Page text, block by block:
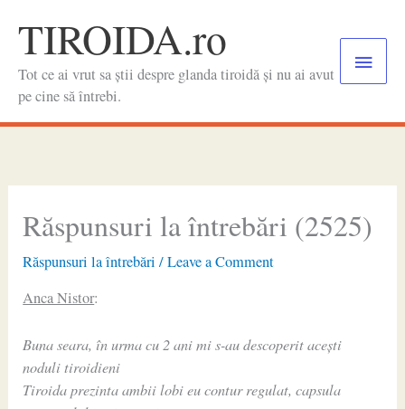
contentTIROIDA.ro
Tot ce ai vrut sa știi despre glanda tiroidă și nu ai avut
pe cine să întrebi.
Main
Răspunsuri la întrebări (2525)
Răspunsuri la întrebări /Leave a Comment
Anca Nistor:
Buna seara, în urma cu 2 ani mi s-au descoperit acești
noduli tiroidieni
Tiroida prezinta ambii lobi eu contur regulat, capsula